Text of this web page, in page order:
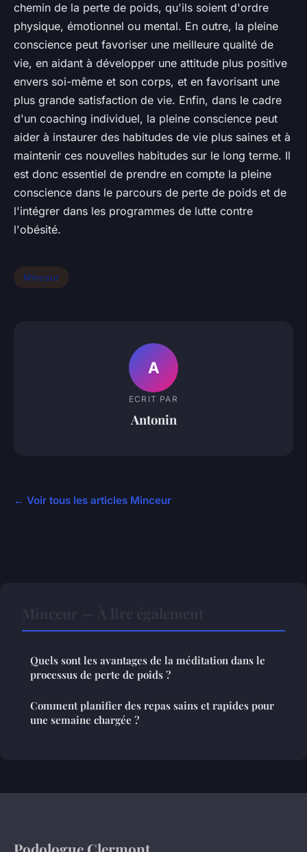
chemin de la perte de poids, qu'ils soient d'ordre
physique, émotionnel ou mental. En outre, la pleine
conscience peut favoriser une meilleure qualité de
vie, en aidant à développer une attitude plus positive
envers soi-même et son corps, et en favorisant une
plus grande satisfaction de vie. Enfin, dans le cadre
d'un coaching individuel, la pleine conscience peut
aider à instaurer des habitudes de vie plus saines et à
maintenir ces nouvelles habitudes sur le long terme. Il
est donc essentiel de prendre en compte la pleine
conscience dans le parcours de perte de poids et de
l'intégrer dans les programmes de lutte contre
l'obésité.
Minceur
A
ECRIT PAR
Antonin
← Voir tous les articles Minceur
Quels sont les avantages de la méditation dans le
processus de perte de poids ?
Comment planifier des repas sains et rapides pour
une semaine chargée ?